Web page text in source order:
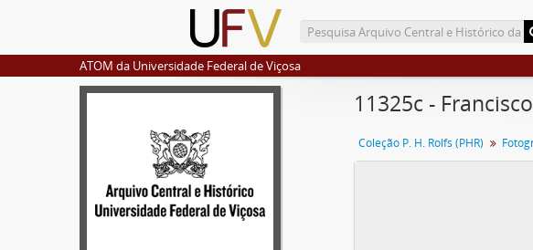
ATOM da Universidade Federal de Viçosa
11325c -
Coleção P. H. Rolfs (PHR)